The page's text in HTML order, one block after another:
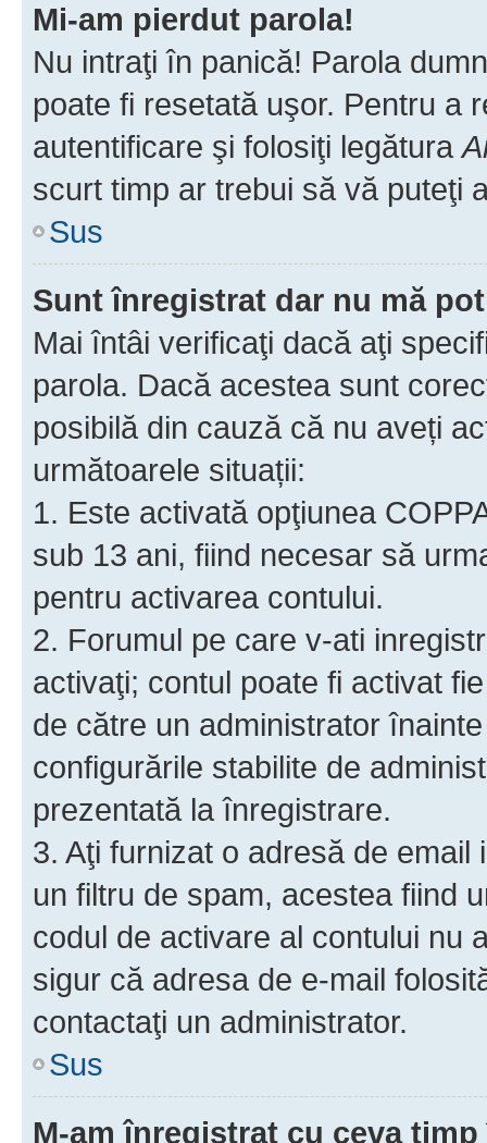
Mi-am pierdut parola!
Nu intraţi în panică! Parola
poate fi resetată uşor. Pentru a
autentificare şi folosiţi legătura
scurt timp ar trebui să vă puteţi
Sus
Sunt înregistrat dar nu mă
Mai întâi verificaţi dacă aţi
parola. Dacă acestea sunt
posibilă din cauză că nu aveți
următoarele situații:
1. Este activată opţiunea
sub 13 ani, fiind necesar să
pentru activarea contului.
2. Forumul pe care v-ati
activaţi; contul poate fi activat
de către un administrator
configurările stabilite de
prezentată la înregistrare.
3. Aţi furnizat o adresă de
un filtru de spam, acestea fiind
codul de activare al contului nu
sigur că adresa de e-mail
contactaţi un administrator.
Sus
M-am înregistrat cu ceva